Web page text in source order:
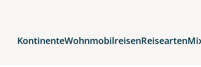
KontinenteWohnmobilreisenReisearten